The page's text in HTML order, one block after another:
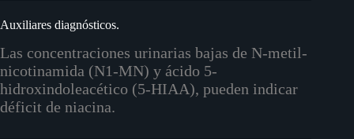
Auxiliares diagnósticos.
Las concentraciones urinarias bajas de N-metil-
nicotinamida (N1-MN) y ácido 5-
hidroxindoleacético (5-HIAA), pueden indicar
déficit de niacina.